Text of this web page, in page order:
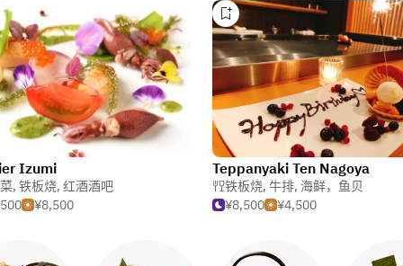
Izumi
, 铁板烧, 红酒酒吧
¥8,500
Teppanyaki Ten Nagoya
铁板烧, 牛排, 海鲜，鱼贝
¥8,500
¥4,500